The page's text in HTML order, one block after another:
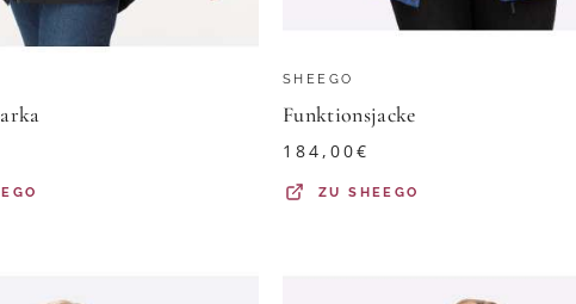
SHEEGO
Funktionsjacke
184,00€
ZUSHEEGO